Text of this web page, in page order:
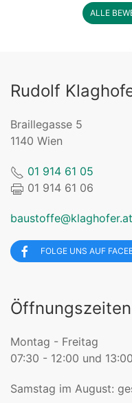
ALLE
Rudolf
Braillegasse 5
1140 Wien
01 914 61 05
01 914 61 06
baustoffe@klaghofer.at
FOLGE UNS AUF
Öffnungszeiten
Montag - Freitag
07:30 - 12:00 und
Samstag im August: